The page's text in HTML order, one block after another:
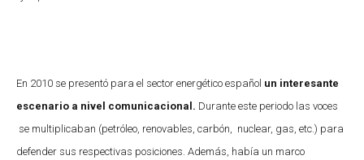
En 2010 se presentó para el sector energético español un interesante
escenario a nivel comunicacional. Durante este periodo las voces
se multiplicaban (petróleo, renovables, carbón, nuclear, gas, etc.) para
defender sus respectivas posiciones. Además, había un marco